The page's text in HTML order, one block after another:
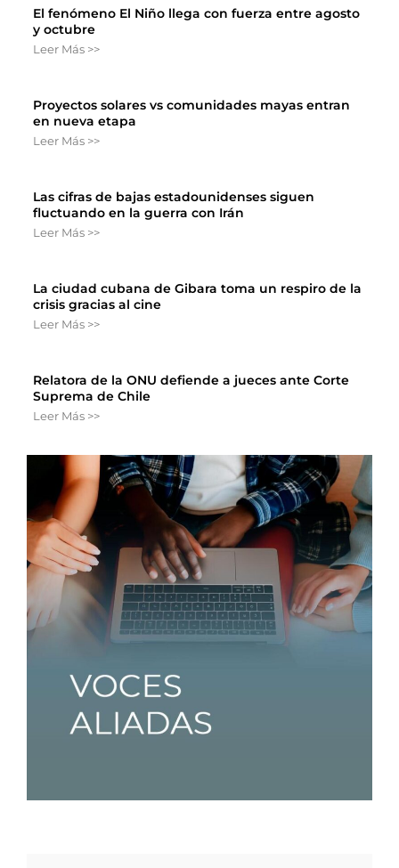
El fenómeno El Niño llega con fuerza entre agosto
y octubre
Leer Más >>
Proyectos solares vs comunidades mayas entran
en nueva etapa
Leer Más >>
Las cifras de bajas estadounidenses siguen
fluctuando en la guerra con Irán
Leer Más >>
La ciudad cubana de Gibara toma un respiro de la
crisis gracias al cine
Leer Más >>
Relatora de la ONU defiende a jueces ante Corte
Suprema de Chile
Leer Más >>